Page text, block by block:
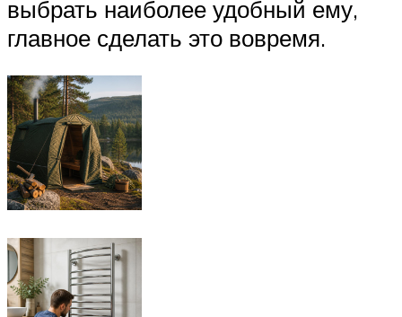
выбрать наиболее удобный ему,
главное сделать это вовремя.